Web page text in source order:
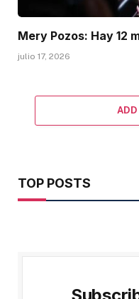
Mery Pozos: Hay 12
julio 17, 2026
TOP POSTS